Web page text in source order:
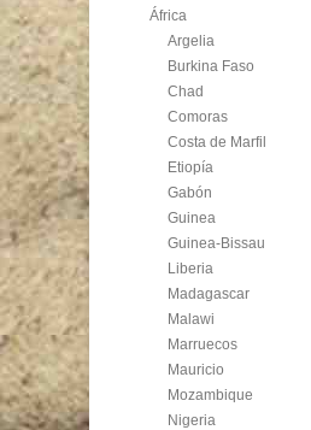
África
Argelia
Burkina Faso
Chad
Comoras
Costa de Marfil
Etiopía
Gabón
Guinea
Guinea-Bissau
Liberia
Madagascar
Malawi
Marruecos
Mauricio
Mozambique
Nigeria